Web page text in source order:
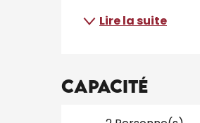
Lire la suite
Capacité